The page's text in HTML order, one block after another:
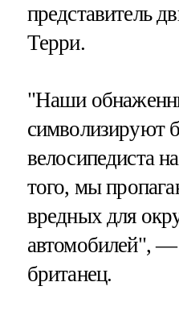
представитель
Терри.
"Наши
символизируют
велосипедиста
того, мы
вредных для
автомобилей",
британец.